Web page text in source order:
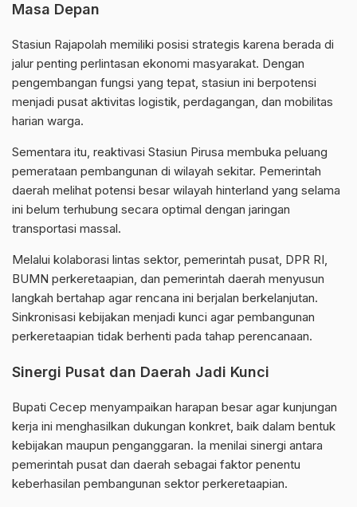
Masa Depan
Stasiun Rajapolah memiliki posisi strategis karena berada di
jalur penting perlintasan ekonomi masyarakat. Dengan
pengembangan fungsi yang tepat, stasiun ini berpotensi
menjadi pusat aktivitas logistik, perdagangan, dan mobilitas
harian warga.
Sementara itu, reaktivasi Stasiun Pirusa membuka peluang
pemerataan pembangunan di wilayah sekitar. Pemerintah
daerah melihat potensi besar wilayah hinterland yang selama
ini belum terhubung secara optimal dengan jaringan
transportasi massal.
Melalui kolaborasi lintas sektor, pemerintah pusat, DPR RI,
BUMN perkeretaapian, dan pemerintah daerah menyusun
langkah bertahap agar rencana ini berjalan berkelanjutan.
Sinkronisasi kebijakan menjadi kunci agar pembangunan
perkeretaapian tidak berhenti pada tahap perencanaan.
Sinergi Pusat dan Daerah Jadi Kunci
Bupati Cecep menyampaikan harapan besar agar kunjungan
kerja ini menghasilkan dukungan konkret, baik dalam bentuk
kebijakan maupun penganggaran. Ia menilai sinergi antara
pemerintah pusat dan daerah sebagai faktor penentu
keberhasilan pembangunan sektor perkeretaapian.